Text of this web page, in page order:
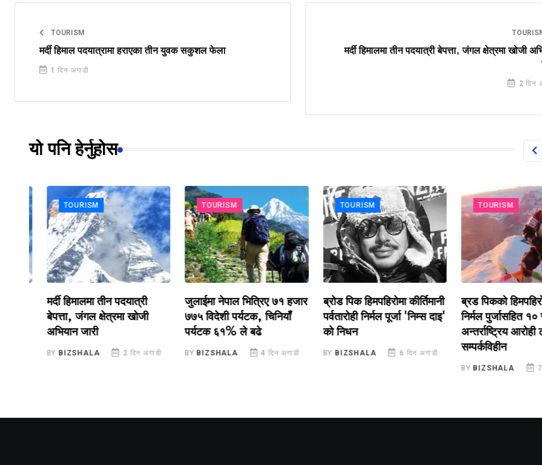
TOURISM
मर्दी हिमाल पदयात्रामा हराएका तीन युवक सकुशल फेला
1 दिन अगाडी
मर्दी हिमालमा तीन पदयात्री बेपत्ता, जंगल क्षेत्रमा खोजी
2 दिन
यो पनि हेर्नुहोस
TOURISM
मर्दी हिमालमा तीन पदयात्री
बेपत्ता, जंगल क्षेत्रमा खोजी
अभियान जारी
BIZSHALA 2 दिन अगाडी
TOURISM
जुलाईमा नेपाल भित्रिए ७१ हजार
७७५ विदेशी पर्यटक, चिनियाँ
पर्यटक ६१% ले बढे
BIZSHALA 4 दिन अगाडी
TOURISM
ब्रोड पिक हिमपहिरोमा कीर्तिमानी
पर्वतारोही निर्मल पूर्जा 'निम्स दाइ'
को निधन
BIZSHALA 6 दिन अगाडी
TOURISM
ब्रड पिकको हिमपहिरोमा
निर्मल पुर्जासहित १०
अन्तर्राष्ट्रिय आरोही टोली
सम्पर्कविहीन
BIZSHALA 7 दिन